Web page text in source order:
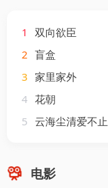
1
双向欲臣
2 盲盒
3 家里家外
4 花朝
5 云海尘清爱不止
电影